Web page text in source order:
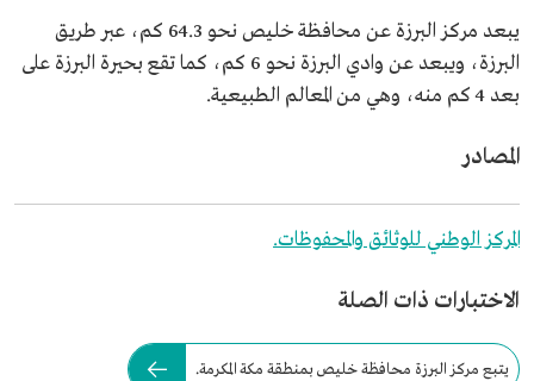
يبعد مركز البرزة عن محافظة خليص نحو 64.3 كم، عبر طريق
البرزة، ويبعد عن وادي البرزة نحو 6 كم، كما تقع بحيرة البرزة على
بعد 4 كم منه، وهي من المعالم الطبيعية.
المصادر
المركز الوطني للوثائق والمحفوظات.
الاختبارات ذات الصلة
يتبع مركز البرزة محافظة خليص بمنطقة مكة المكرمة.